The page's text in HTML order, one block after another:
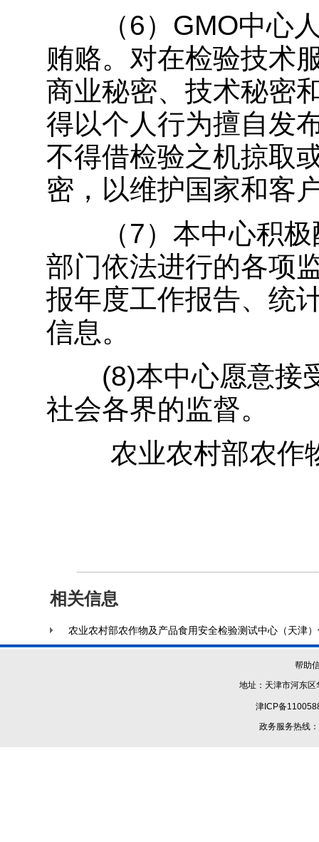
（6）GMO中心人
贿赂。对在检验技术
商业秘密、技术秘密
得以个人行为擅自发
不得借检验之机掠取
密，以维护国家和客
（7）本中心积极
部门依法进行的各项
报年度工作报告、统
信息。
(8)本中心愿意接受
社会各界的监督。
农业农村部农作
相关信息
农业农村部农作物及产品食用安全检验测试中心（天津
帮助
地址：天津市河
津ICP备
政务服务热线